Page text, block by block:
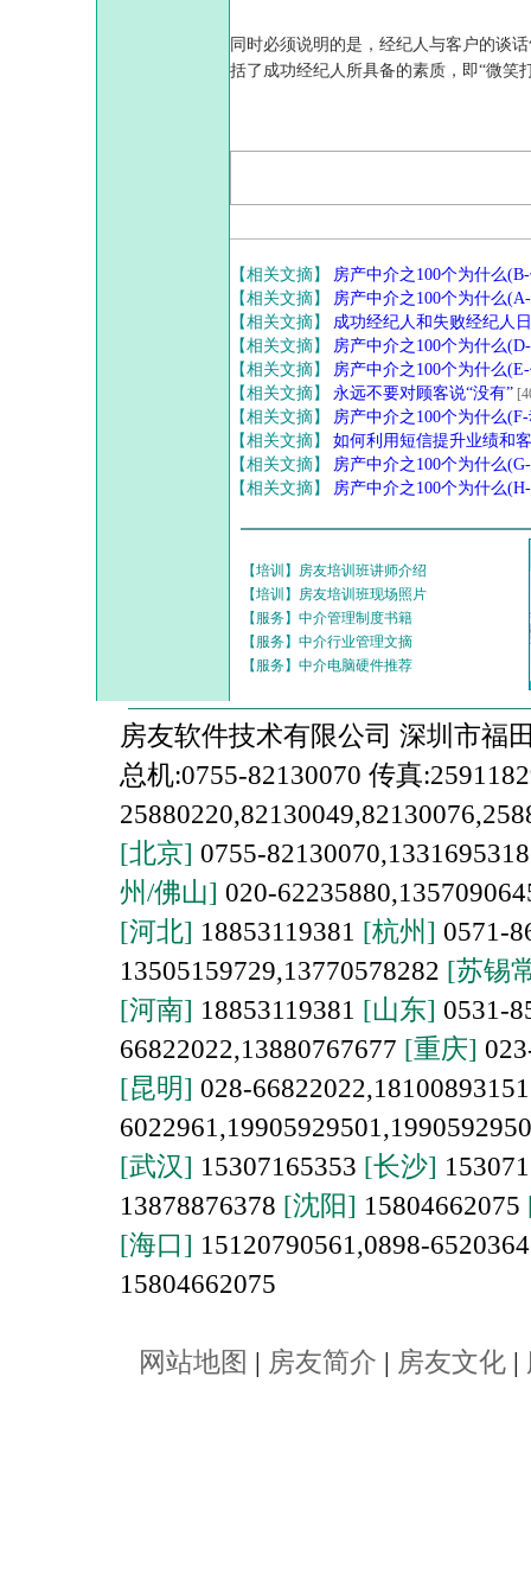
同时必须说明的是，经纪人与客户的谈
括了成功经纪人所具备的素质，即“微笑
【相关文摘】
房产中介之100个为什么
【相关文摘】
房产中介之100个为什么
【相关文摘】
成功经纪人和失败经纪人
【相关文摘】
房产中介之100个为什么
【相关文摘】
房产中介之100个为什么
【相关文摘】
永远不要对顾客说“没有”
【相关文摘】
房产中介之100个为什么
【相关文摘】
如何利用短信提升业绩和
【相关文摘】
房产中介之100个为什么
【相关文摘】
房产中介之100个为什么
【培训】房友培训班讲师介绍
【培训】房友培训班现场照片
【服务】中介管理制度书籍
【服务】中介行业管理文摘
【服务】中介电脑硬件推荐
房友软件技术有限公司 深圳市福
总机:0755-82130070 传真
[北京] 0755-
州/佛山] 020-
[河北] 18853119381 [杭州] 0571-
13505159729,13770578282 [苏锡
[河南] 18853119381 [山东] 0531-
66822022,13880767677 [重庆]
[昆明] 028-
[武汉] 15307165353 [长沙]
13878876378 [沈阳] 15804662075
[海口] 15120790561,0898-
15804662075
网站地图 | 房友简介 | 房友文化 |